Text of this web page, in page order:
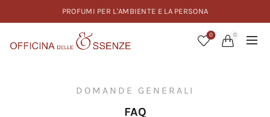
PROFUMI PER L'AMBIENTE E LA PERSONA
0 0
DOMANDE GENERALI
FAQ